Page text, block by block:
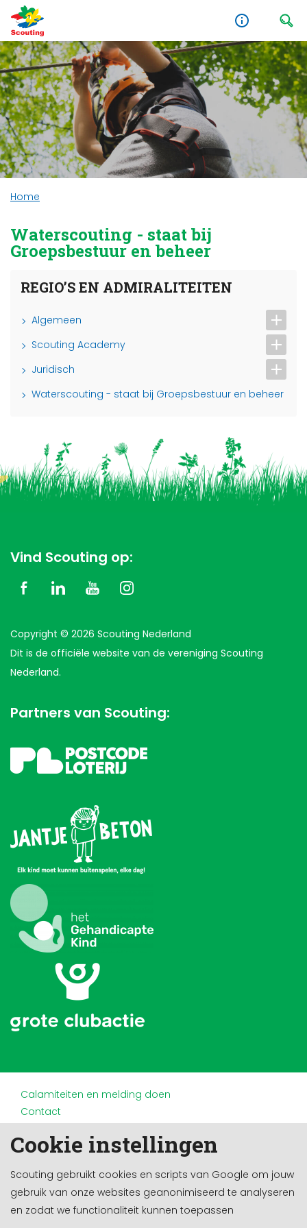
Cookie instellingen
Scouting gebruikt cookies en scripts van Google om jouw
gebruik van onze websites geanonimiseerd te analyseren
en zodat we functionaliteit kunnen toepassen
Home
Waterscouting - staat bij
Groepsbestuur en beheer
REGIO’S EN ADMIRALITEITEN
Algemeen
Scouting Academy
Juridisch
Waterscouting - staat bij Groepsbestuur en beheer
Vind Scouting op:
Copyright © 2026 Scouting Nederland
Dit is de officiële website van de vereniging Scouting
Nederland.
Partners van Scouting:
Calamiteiten en melding doen
Contact
Doneren en nalaten
Privacy
Werken bij
Cookie-instellingen